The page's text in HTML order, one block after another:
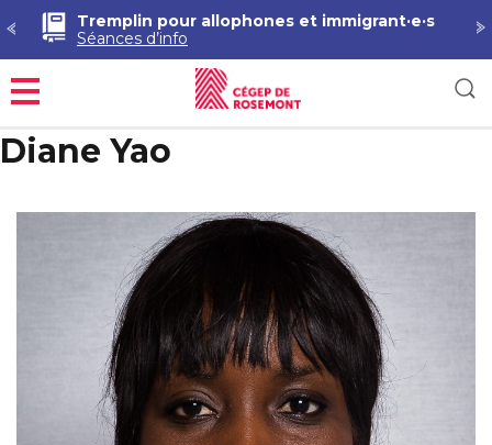
Tremplin pour allophones et immigrant·e·s
Séances d’info
Menu
Diane Yao